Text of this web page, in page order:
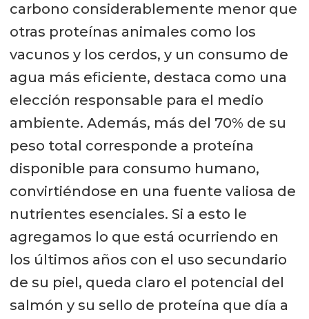
carbono considerablemente menor que
otras proteínas animales como los
vacunos y los cerdos, y un consumo de
agua más eficiente, destaca como una
elección responsable para el medio
ambiente. Además, más del 70% de su
peso total corresponde a proteína
disponible para consumo humano,
convirtiéndose en una fuente valiosa de
nutrientes esenciales. Si a esto le
agregamos lo que está ocurriendo en
los últimos años con el uso secundario
de su piel, queda claro el potencial del
salmón y su sello de proteína que día a